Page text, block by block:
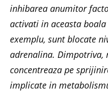
inhibarea anumitor
activati in aceasta
exemplu, sunt blocate
adrenalina. Dimpotriva,
concentreaza pe
implicate in